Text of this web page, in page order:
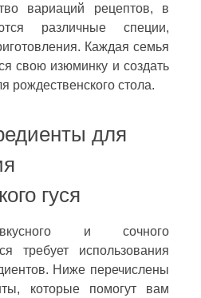
вариаций рецептов, в
различные специи,
Каждая семья
свою изюминку и создать
рождественского стола.
для
гуся
вкусного и сочного
требует использования
Ниже перечислены
которые помогут вам